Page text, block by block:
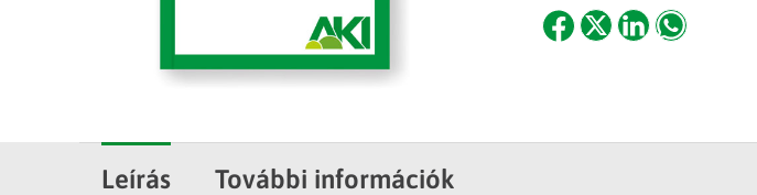
ShareShareShareShare
Leírás További információk